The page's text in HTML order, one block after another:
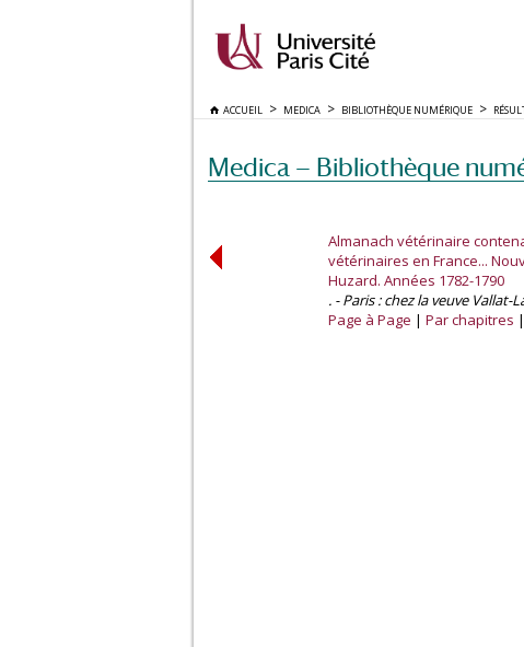
ACCUEIL MEDICA BIBLIOTHÈQUE NUMÉRIQUE
Medica — Bibliothèque
Almanach vétérinaire
vétérinaires en France...
Huzard. Années 1782-1790
. - Paris : chez la veuve Vallat-
Page à Page
Par chapitres